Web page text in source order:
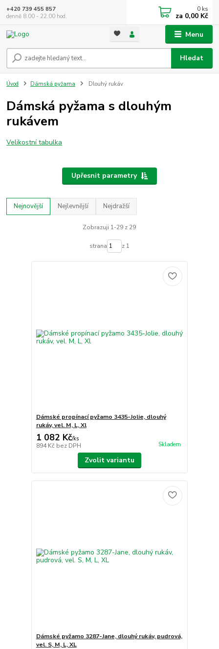
Menu
Hledat
+420 739 455 857
denně 8.00 - 22.00 hod.
0 ks
za 0,00 Kč
Úvod Dámská pyžama Dlouhý rukáv
Dámská pyžama s dlouhým
rukávem
Velikostní tabulka
Upřesnit parametry
Nejnovější Nejlevnější Nejdražší
Zobrazuji 1-29 z 29
strana z 1
Dámské propínací pyžamo 3435-Jolie, dlouhý
rukáv, vel. M, L, Xl
1 082 Kč/ks
894 Kč bez DPH Skladem
Zvolit variantu
Dámské pyžamo 3287-Jane, dlouhý rukáv, pudrová,
vel. S, M, L, XL